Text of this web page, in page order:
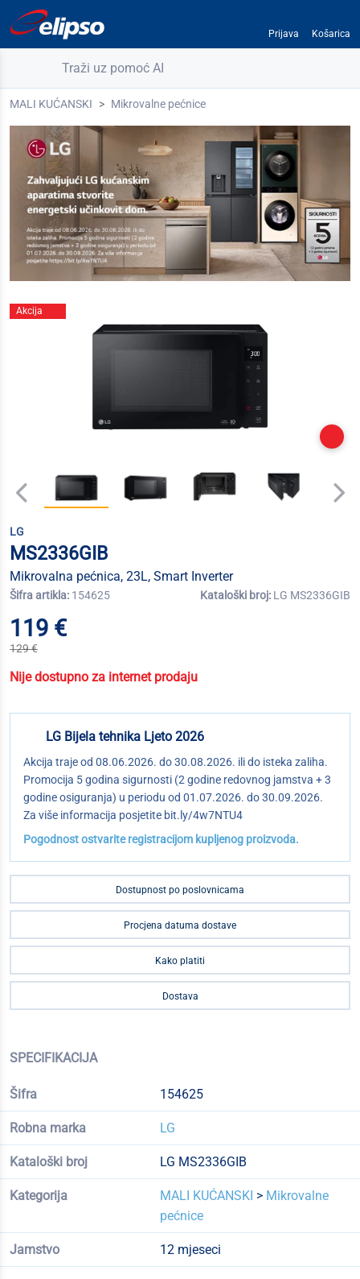
Prijava Košarica
Traži uz pomoć AI
MALI KUĆANSKI Mikrovalne pećnice
Akcija
LG
MS2336GIB
Mikrovalna pećnica, 23L, Smart Inverter
Šifra artikla: 154625 Kataloški broj: LG MS2336GIB
119 €
129 €
Nije dostupno za internet prodaju
LG Bijela tehnika Ljeto 2026
Akcija traje od 08.06.2026. do 30.08.2026. ili do isteka zaliha.
Promocija 5 godina sigurnosti (2 godine redovnog jamstva + 3
godine osiguranja) u periodu od 01.07.2026. do 30.09.2026.
Za više informacija posjetite bit.ly/4w7NTU4
Pogodnost ostvarite registracijom kupljenog proizvoda.
Dostupnost po poslovnicama
Procjena datuma dostave
Kako platiti
Dostava
SPECIFIKACIJA
Šifra 154625
Robna marka LG
Kataloški broj LG MS2336GIB
Kategorija MALI KUĆANSKI > Mikrovalne
pećnice
Jamstvo 12 mjeseci